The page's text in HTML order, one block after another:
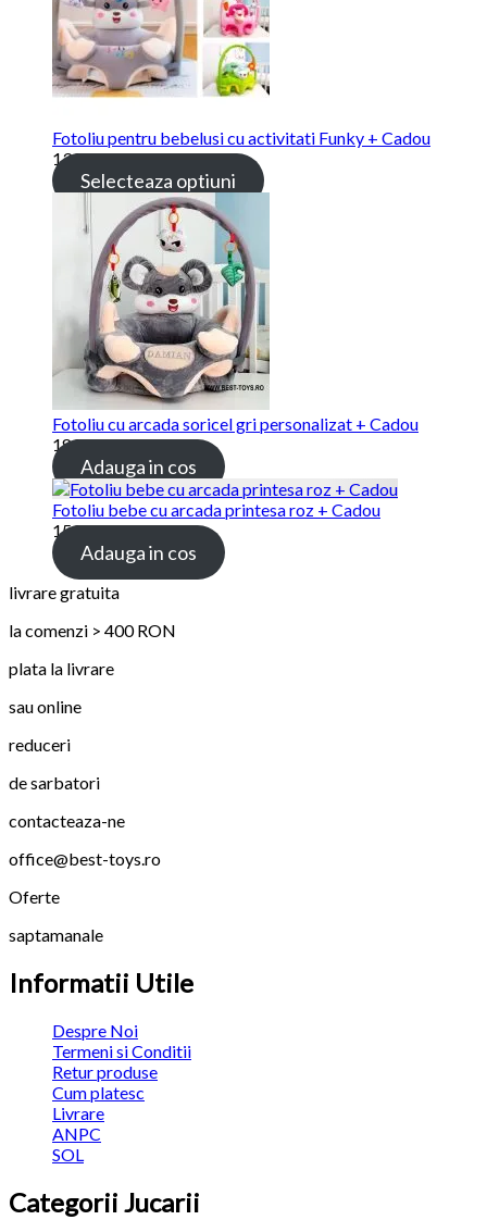
Fotoliu pentru bebelusi cu activitati Funky + Cadou
139.00lei
Selecteaza optiuni
Fotoliu cu arcada soricel gri personalizat + Cadou
189.00lei
Adauga in cos
Fotoliu bebe cu arcada printesa roz + Cadou
159.00lei
Adauga in cos
livrare gratuita
la comenzi > 400 RON
plata la livrare
sau online
reduceri
de sarbatori
contacteaza-ne
office@best-toys.ro
Oferte
saptamanale
Informatii Utile
Despre Noi
Termeni si Conditii
Retur produse
Cum platesc
Livrare
ANPC
SOL
Categorii Jucarii